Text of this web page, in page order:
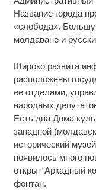
Название города
«слобода».
молдаване и
Широко развита
расположены
ее отделами,
народных
Есть два Дома
западной
исторический
появилось много
открыт Аркадный
фонтан.
будете